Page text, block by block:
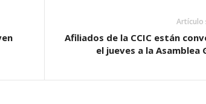
Artículo
Afiliados de la CCIC están
el jueves a la Asamblea